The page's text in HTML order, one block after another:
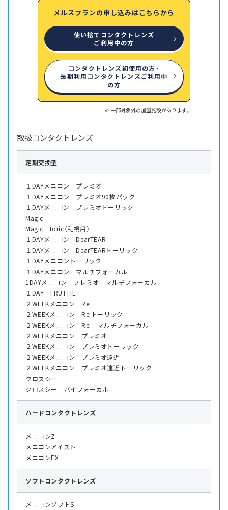
メルスプランの申し込みはこちらから
使い捨てコンタクトレンズ
ご利用中の方
コンタクトレンズ初使用の方・
長期利用コンタクトレンズご利用中
の方
一部対象外の加盟施設があります。
取扱コンタクトレンズ
定期交換型
１DAYメニコン プレミオ
１DAYメニコン プレミオ90枚パック
１DAYメニコン プレミオトーリック
Magic
Magic toric（乱視用）
１DAYメニコン DearTEAR
１DAYメニコン DearTEARトーリック
１DAYメニコントーリック
１DAYメニコン マルチフォーカル
1DAYメニコン プレミオ マルチフォーカル
１DAY FRUTTIE
２WEEKメニコン Rei
２WEEKメニコン Reiトーリック
２WEEKメニコン Rei マルチフォーカル
２WEEKメニコン プレミオ
２WEEKメニコン プレミオトーリック
２WEEKメニコン プレミオ遠近
２WEEKメニコン プレミオ遠近トーリック
クロスシー
クロスシー バイフォーカル
ハード コンタクトレンズ
メニコンZ
メニコンアイスト
メニコンEX
ソフト コンタクトレンズ
メニコンソフトS